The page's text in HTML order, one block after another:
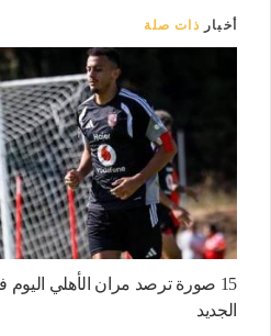
أخبار ذات صلة
15 صورة ترصد مران الأهلي اليوم
الجديد